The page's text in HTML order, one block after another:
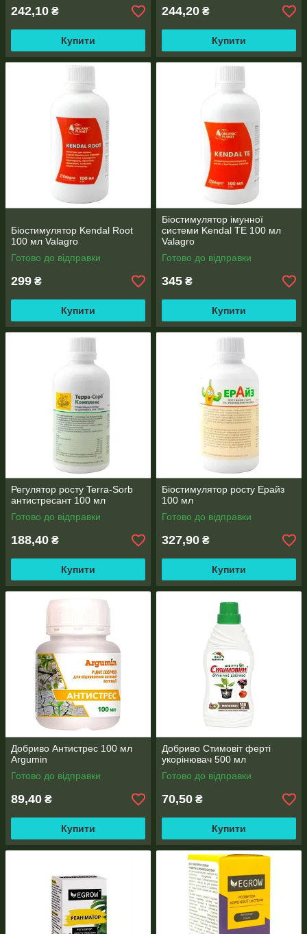
242,10 ₴
Купити
244,20 ₴
Купити
Біостимулятор Kendal Root
100 мл Valagro
Готово до відправки
299 ₴
Купити
Біостимулятор імунної
системи Kendal TE 100 мл
Valagro
Готово до відправки
345 ₴
Купити
Регулятор росту Terra-Sorb
антистресант 100 мл
Готово до відправки
188,40 ₴
Купити
Біостимулятор росту Ерайз
100 мл
Готово до відправки
327,90 ₴
Купити
Добриво Антистрес 100 мл
Argumin
Готово до відправки
89,40 ₴
Купити
Добриво Стимовіт ферті
укорінювач 500 мл
Готово до відправки
70,50 ₴
Купити